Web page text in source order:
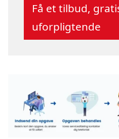
Få et tilbud,
uforpligtende